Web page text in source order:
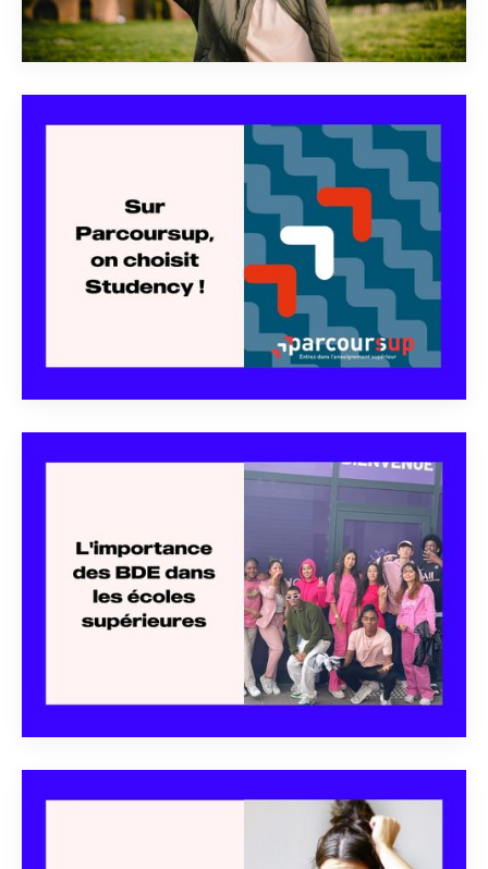
DEC 19
POURQUOI CHOISIR
L'ALTERNANCE : UNE VOIE
VERS L'AVENIR
PROFESSIONNEL

DEC 19
SUR PARCOURSUP, ON
CHOISIT STUDENCY !
